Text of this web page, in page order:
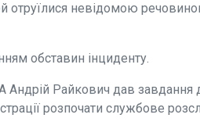
отруїлися невідомою
обставин інциденту.
Андрій Райкович дав завдання
розпочати службове